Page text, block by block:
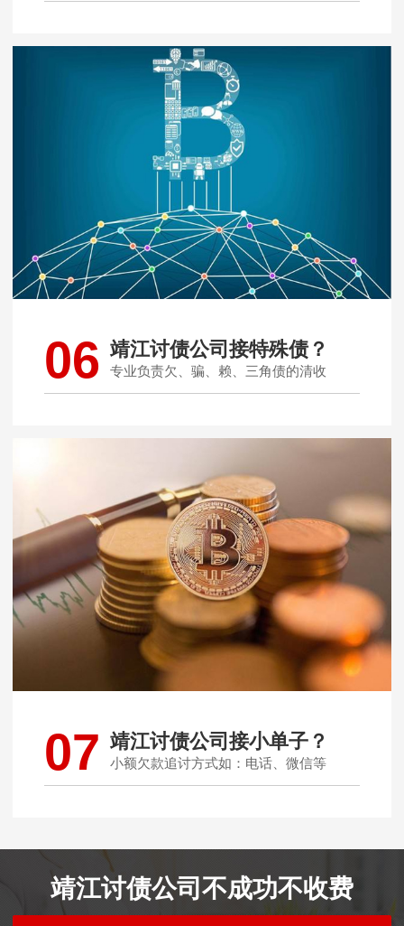
06 靖江讨债公司接特殊债？
专业负责欠、骗、赖、三角债的清收
07 靖江讨债公司接小单子？
小额欠款追讨方式如：电话、微信等
靖江讨债公司不成功不收费